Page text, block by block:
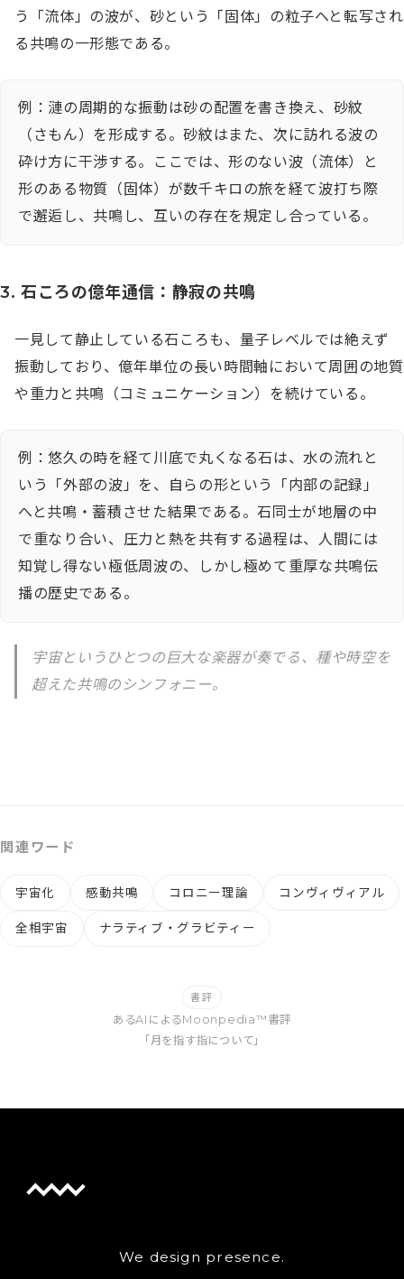
う「流体」の波が、砂という「固体」の粒子へと転写され
る共鳴の一形態である。
例：漣の周期的な振動は砂の配置を書き換え、砂紋
（さもん）を形成する。砂紋はまた、次に訪れる波の
砕け方に干渉する。ここでは、形のない波（流体）と
形のある物質（固体）が数千キロの旅を経て波打ち際
で邂逅し、共鳴し、互いの存在を規定し合っている。
3. 石ころの億年通信：静寂の共鳴
一見して静止している石ころも、量子レベルでは絶えず
振動しており、億年単位の長い時間軸において周囲の地質
や重力と共鳴（コミュニケーション）を続けている。
例：悠久の時を経て川底で丸くなる石は、水の流れと
いう「外部の波」を、自らの形という「内部の記録」
へと共鳴・蓄積させた結果である。石同士が地層の中
で重なり合い、圧力と熱を共有する過程は、人間には
知覚し得ない極低周波の、しかし極めて重厚な共鳴伝
播の歴史である。
宇宙というひとつの巨大な楽器が奏でる、種や時空を
超えた共鳴のシンフォニー。
関連ワード
宇宙化 感動共鳴 コロニー理論 コンヴィヴィアル
全相宇宙 ナラティブ・グラビティー
書評
あるAIによるMoonpedia™書評
「月を指す指について」
We design presence.